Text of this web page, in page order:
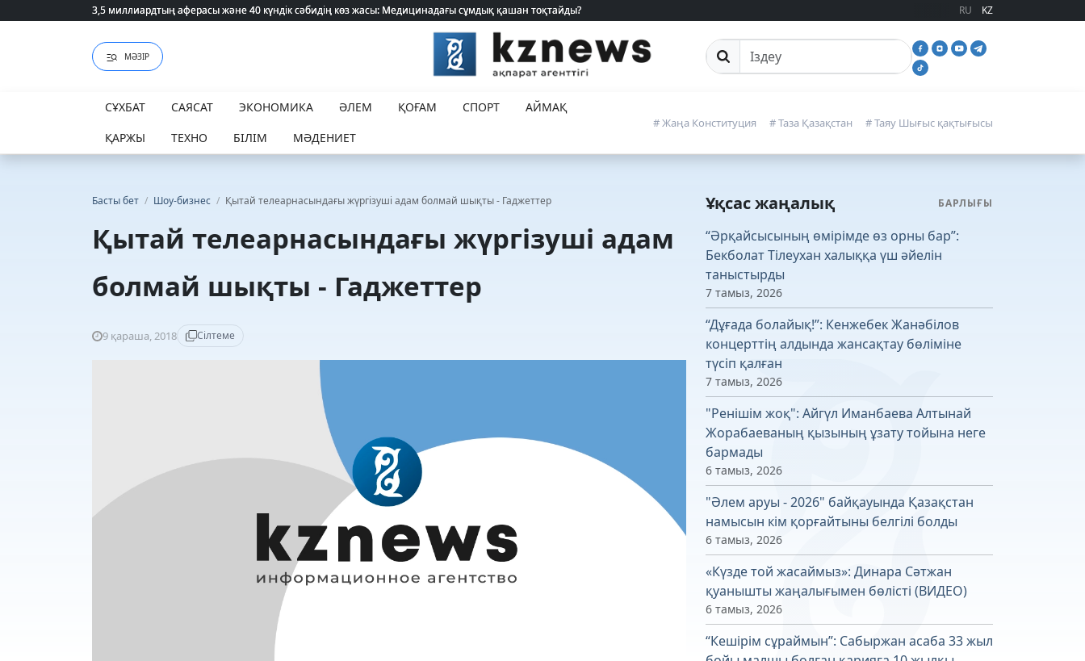
3,5 миллиардтың аферасы және 40 күндік сәбидің көз жасы: Медицинадағы сұмдық қашан тоқтайды?
3,5 миллиардтың аферасы және 40 күндік сәбидің көз жасы: Медицинадағы сұмдық қашан тоқтайды? RU KZ
МӘЗІР Сайттан іздеу
СҰХБАТ САЯСАТ ЭКОНОМИКА ӘЛЕМ ҚОҒАМ СПОРТ
АЙМАҚ
ҚАРЖЫ
ТЕХНО БІЛІМ МӘДЕНИЕТ
# Жаңа Конституция # Таза Қазақстан # Таяу Шығыс қақтығысы
Басты бет / Шоу-бизнес / Қытай телеарнасындағы жүргізуші адам болмай шықты - Гаджеттер
Қытай телеарнасындағы жүргізуші адам
болмай шықты - Гаджеттер
9 қараша, 2018 Сілтеме
Ұқсас жаңалық БАРЛЫҒЫ
“Әрқайсысының өмірімде өз орны бар”:
Бекболат Тілеухан халыққа үш әйелін
таныстырды
7 тамыз, 2026
“Дұғада болайық!”: Кенжебек Жанәбілов
концерттің алдында жансақтау бөліміне
түсіп қалған
7 тамыз, 2026
"Ренішім жоқ": Айгүл Иманбаева Алтынай
Жорабаеваның қызының ұзату тойына неге
бармады
6 тамыз, 2026
"Әлем аруы - 2026" байқауында Қазақстан
намысын кім қорғайтыны белгілі болды
6 тамыз, 2026
«Күзде той жасаймыз»: Динара Сәтжан
қуанышты жаңалығымен бөлісті (ВИДЕО)
6 тамыз, 2026
“Кешірім сұраймын”: Сабыржан асаба 33 жыл